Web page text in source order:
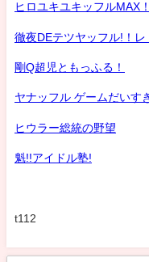
ヒロユキユキッフルMAX
徹夜DEテツヤッフル!！レ
剛Q超児ともっふる！
ヤナッフル ゲームだいす
ヒウラー総統の野望
魁!!アイドル塾!
t112